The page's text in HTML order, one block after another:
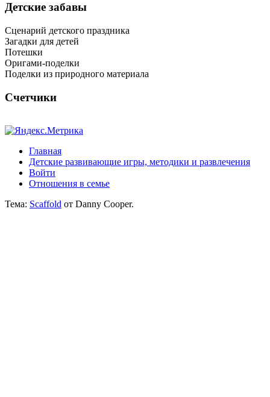
Детские забавы
Сценарий детского праздника
Загадки для детей
Потешки
Оригами-поделки
Поделки из природного материала
Счетчики
Главная
Детские развивающие игры, методики и развлечения
Войти
Отношения в семье
Тема: Scaffold от Danny Cooper.